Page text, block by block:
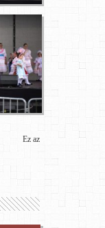
Ez az